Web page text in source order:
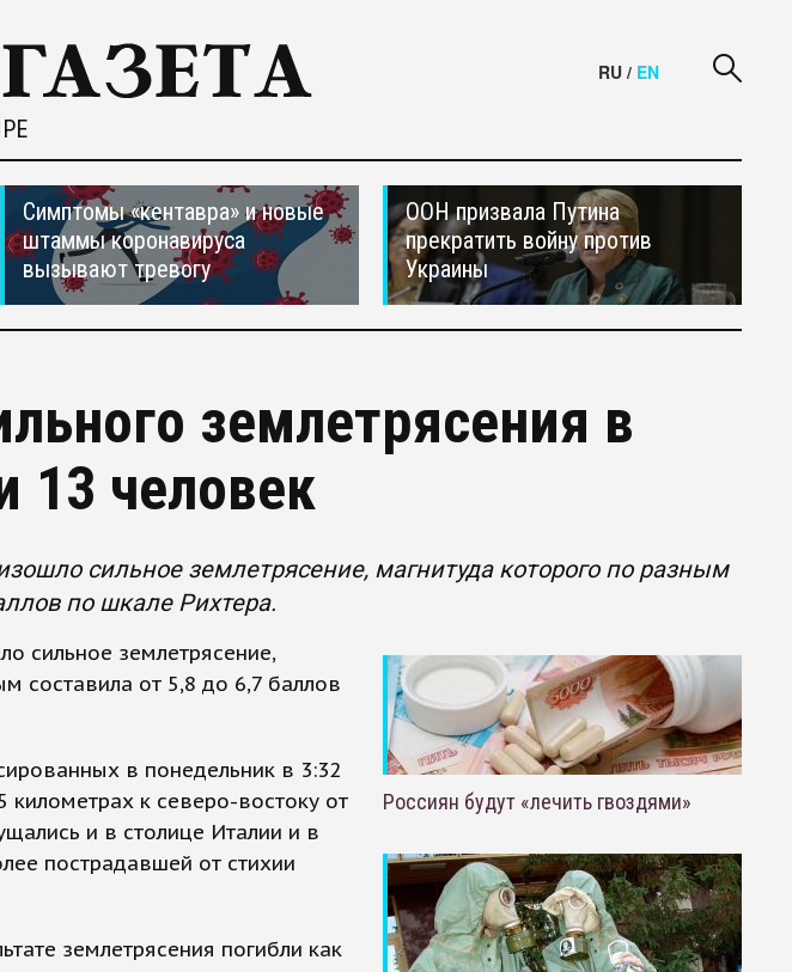
RU / EN
Симптомы «кентавра» и новые
штаммы коронавируса
вызывают тревогу
ООН призвала Путина
прекратить войну против
Украины
землетрясения в
13 человек
сильное землетрясение, магнитуда которого по разным
по шкале Рихтера.
сильное землетрясение,
составила от 5,8 до 6,7 баллов
в понедельник в 3:32
к северо-востоку от
и в столице Италии и в
пострадавшей от стихии
землетрясения погибли как
Россиян будут «лечить гвоздями»